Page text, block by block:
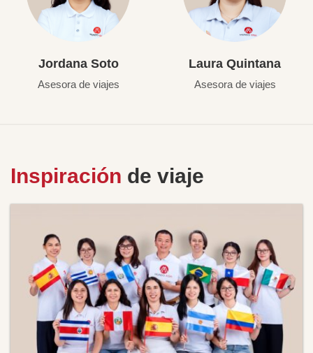
Jordana Soto
Asesora de viajes
Laura Quintana
Asesora de viajes
Inspiración de viaje